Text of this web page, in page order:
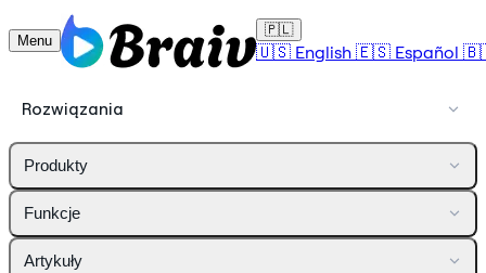
Menu
🇵🇱
🇺🇸 English 🇪🇸 Español
Rozwiązania
Produkty
Funkcje
Artykuły